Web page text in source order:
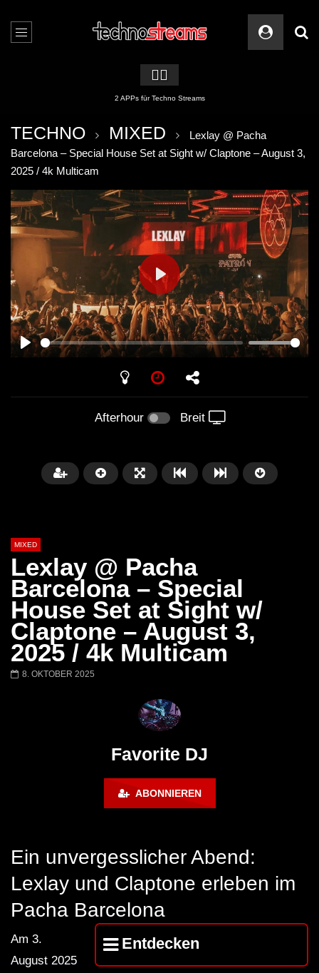
🏳️‍🌈
2 APPs für Techno Streams
TECHNO MIXED
Lexlay @ Pacha
Barcelona – Special House Set at Sight w/ Claptone – August 3,
2025 / 4k Multicam
PLAY
PLAY
Afterhour Breit
Später
Barbara Lago @ Kappa
FuturFestival 2024
THEMBA @
FESTIVAL
MIXED
Lexlay @ Pacha
Barcelona – Special
House Set at Sight w/
Claptone – August 3,
2025 / 4k Multicam
8. OKTOBER 2025
Favorite DJ
ABONNIEREN
Ein unvergesslicher Abend:
Lexlay und Claptone erleben im
Pacha Barcelona
Entdecken
Am 3.
August 2025